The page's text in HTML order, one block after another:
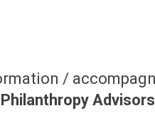
/
Philanthropy Advisors